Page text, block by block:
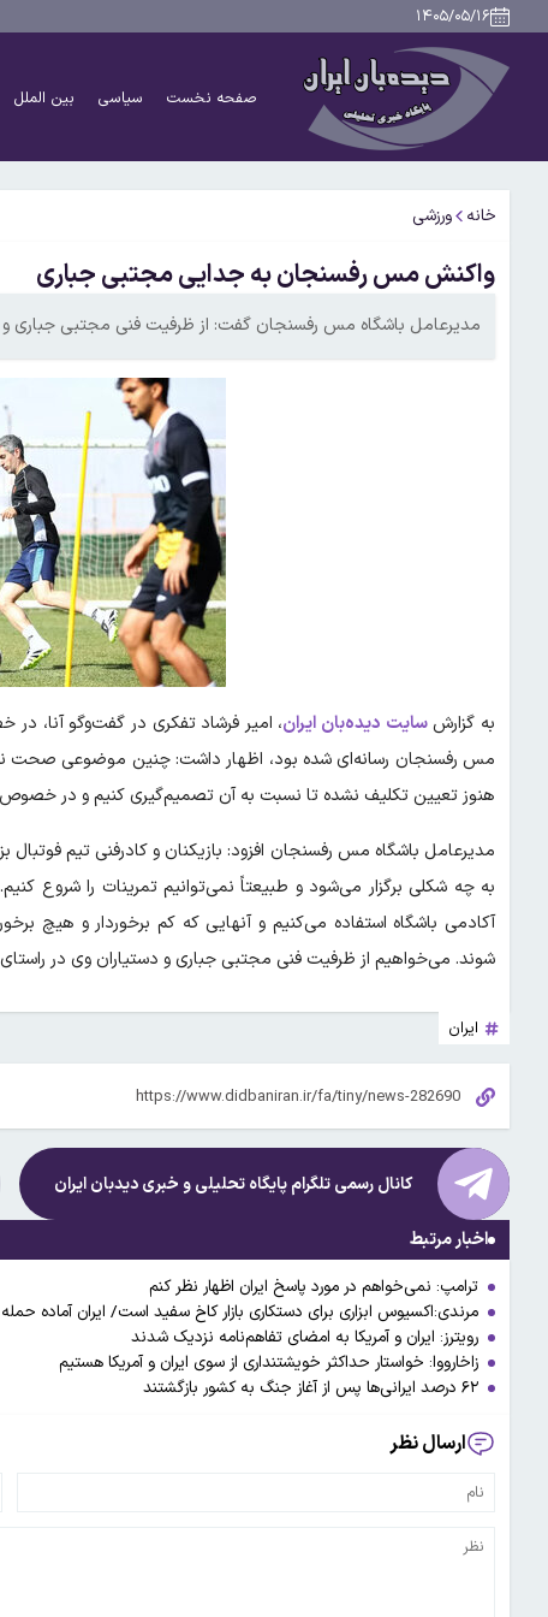
۱۴۰۵/۰۵/۱۶
صفحه نخست سیاسی بین الملل
خانه ورزشی
واکنش مس رفسنجان به جدایی مجتبی جباری
مدیرعامل باشگاه مس رفسنجان گفت: از ظرفیت فنی مجتبی جباری و
به گزارشسایت دیده‌بان ایران، امیر فرشاد تفکری در گفت‌وگو آنا،
مس رفسنجان رسانه‌ای شده بود، اظهار داشت: چنین موضوعی صحت
هنوز تعیین تکلیف نشده تا نسبت به آن تصمیم‌گیری کنیم و در خصوص
مدیرعامل باشگاه مس رفسنجان افزود: بازیکنان و کادرفنی تیم فوتبال
به چه شکلی برگزار می‌شود و طبیعتاً نمی‌توانیم تمرینات را شروع
آکادمی باشگاه استفاده می‌کنیم و آنهایی که کم برخوردار و هیچ
شوند. می‌خواهیم از ظرفیت فنی مجتبی جباری و دستیاران وی در راستای
ایران
کانال رسمی تلگرام پایگاه تحلیلی و خبریدیدبان ایران
اخبار مرتبط
ترامپ: نمی‌خواهم در مورد پاسخ ایران اظهار نظر کنم
مرندی:اکسیوس ابزاری برای دستکاری بازار کاخ سفید است/ ایران آماده حمله
رویترز: ایران و آمریکا به امضای تفاهم‌نامه نزدیک شدند
زاخارووا: خواستار حداکثر خویشتنداری از سوی ایران و آمریکا هستیم
۶۲ درصد ایرانی‌ها پس از آغاز جنگ به کشور بازگشتند
ارسال نظر